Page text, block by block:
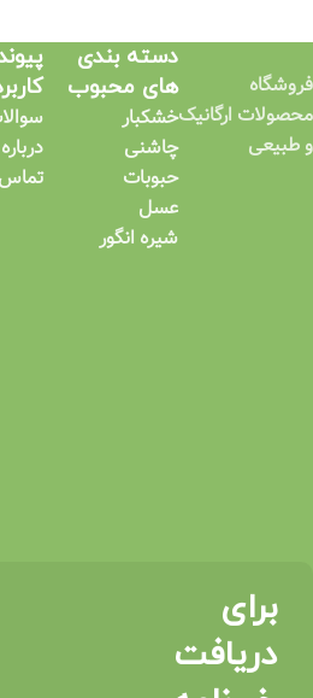
فروشگاه
محصولات ارگانیک
و طبیعی
دسته بندی
های محبوب
خشکبار
چاشنی
حبوبات
عسل
شیره انگور
تماس
برای
دریافت